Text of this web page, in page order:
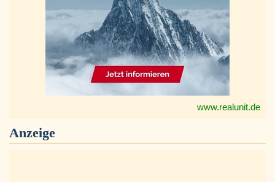
www.realunit.de
Anzeige